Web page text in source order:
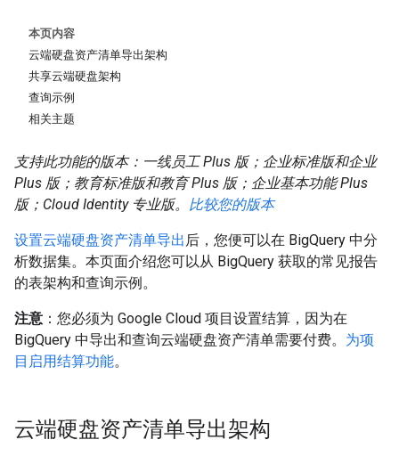
本页内容
云端硬盘资产清单导出架构
共享云端硬盘架构
查询示例
相关主题
支持此功能的版本：一线员工 Plus 版；企业标准版和企业
Plus 版；教育标准版和教育 Plus 版；企业基本功能 Plus
版；Cloud Identity 专业版。 比较您的版本
设置云端硬盘资产清单导出 后，您便可以在 BigQuery 中分
析数据集。本页面介绍您可以从 BigQuery 获取的常见报告
的表架构和查询示例。
注意 ：您必须为 Google Cloud 项目设置结算，因为在
BigQuery 中导出和查询云端硬盘资产清单需要付费。 为项
目启用结算功能。
云端硬盘资产清单导出架构